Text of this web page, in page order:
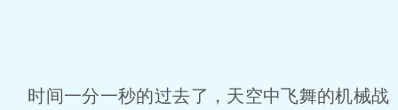
时间一分一秒的过去了，天空中飞舞的机械战